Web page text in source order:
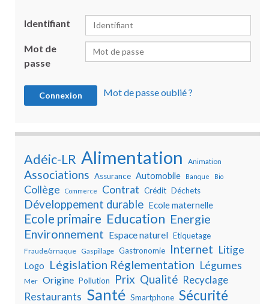
Identifiant
Mot de
passe
Mot de passe oublié ?
Adéic-LR Alimentation Animation
Associations Assurance Automobile Banque Bio
Collège Commerce Contrat Crédit Déchets
Développement durable Ecole maternelle
Ecole primaire Education Energie
Environnement Espace naturel Etiquetage
Fraude/arnaque Gaspillage Gastronomie Internet Litige
Logo Législation Réglementation Légumes
Mer Origine Pollution Prix Qualité Recyclage
Restaurants Santé Smartphone Sécurité